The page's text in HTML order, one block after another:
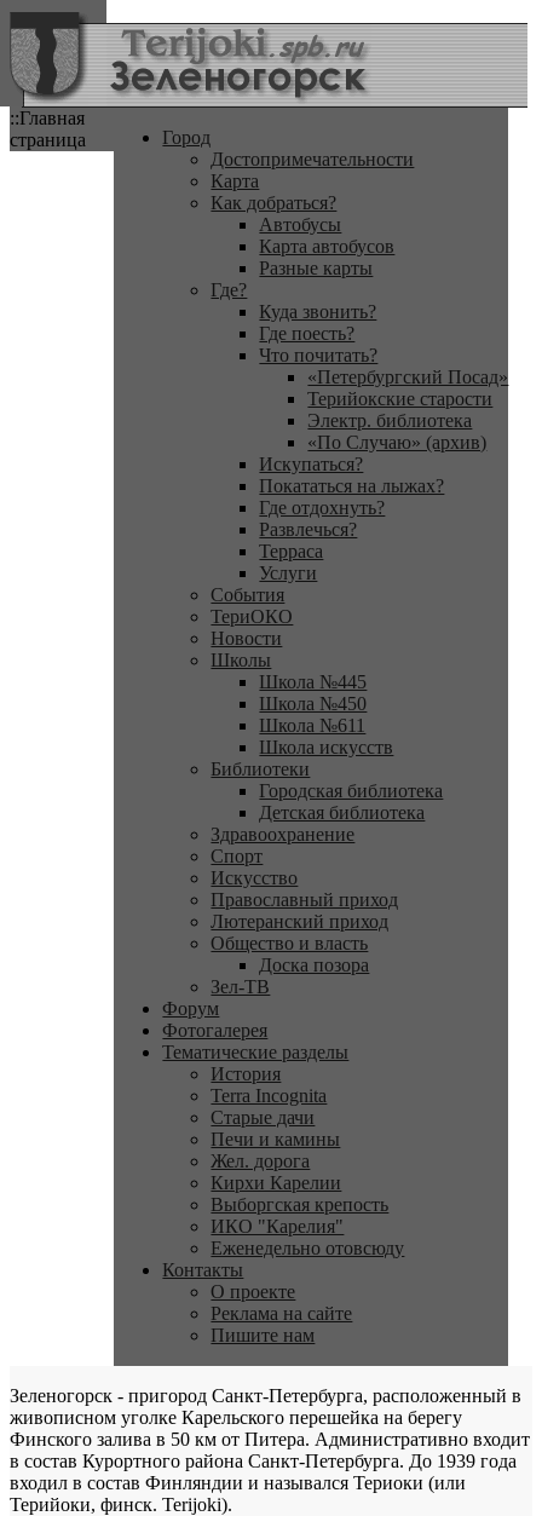
::Главная
страница
Город
Достопримечательности
Карта
Как добраться?
Автобусы
Карта автобусов
Разные карты
Где?
Куда звонить?
Где поесть?
Что почитать?
«Петербургский Посад»
Терийокские старости
Электр. библиотека
«По Случаю» (архив)
Искупаться?
Покататься на лыжах?
Где отдохнуть?
Развлечься?
Терраса
Услуги
События
ТериОКО
Новости
Школы
Школа №445
Школа №450
Школа №611
Школа искусств
Библиотеки
Городская библиотека
Детская библиотека
Здравоохранение
Спорт
Искусство
Православный приход
Лютеранский приход
Общество и власть
Доска позора
Зел-ТВ
Форум
Фотогалерея
Тематические разделы
История
Terra Incognita
Старые дачи
Печи и камины
Жел. дорога
Кирхи Карелии
Выборгская крепость
ИКО "Карелия"
Еженедельно отовсюду
Контакты
О проекте
Реклама на сайте
Пишите нам
Зеленогорск - пригород Санкт-Петербурга, расположенный в
живописном уголке Карельского перешейка на берегу
Финского залива в 50 км от Питера. Административно входит
в состав Курортного района Санкт-Петербурга. До 1939 года
входил в состав Финляндии и назывался Териоки (или
Терийоки, финск. Terijoki).